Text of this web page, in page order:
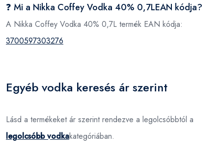
❓ Mi a Nikka Coffey Vodka 40% 0,7LEAN kódja?
A Nikka Coffey Vodka 40% 0,7L termék EAN kódja:
3700597303276
Egyéb vodka keresés ár szerint
Lásd a termékeket ár szerint rendezve a legolcsóbbtól a
legolcsóbb vodkakategóriában.